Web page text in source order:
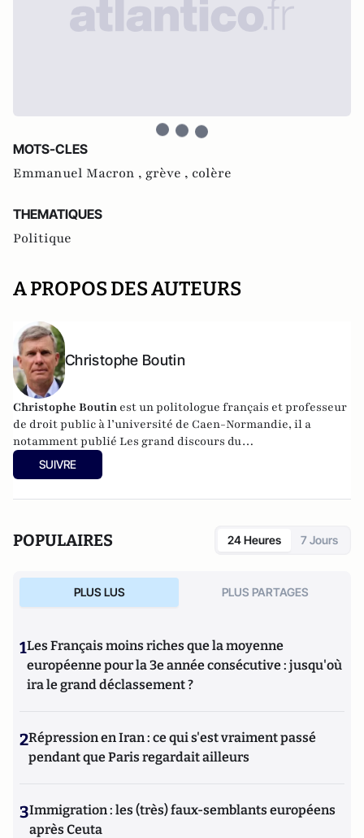
MOTS-CLES
Emmanuel Macron , grève , colère
THEMATIQUES
Politique
A PROPOS DES AUTEURS
Christophe Boutin
Christophe Boutin est un politologue français et professeur
de droit public à l’université de Caen-Normandie, il a
notamment publié Les grand discours du
XXe siècle(Flammarion 2009) et co-dirigé
du conservatisme
SUIVRE
POPULAIRES 24 Heures 7 Jours
PLUS LUS PLUS PARTAGES
1Les Français moins riches que la moyenne
européenne pour la 3e année consécutive : jusqu'où
ira le grand déclassement ?
2Répression en Iran : ce qui s'est vraiment passé
pendant que Paris regardait ailleurs
3Immigration : les (très) faux-semblants européens
après Ceuta